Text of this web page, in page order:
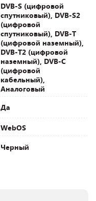
DVB-S (цифровой
спутниковый), DVB-S2
(цифровой
спутниковый), DVB-T
(цифровой наземный),
DVB-T2 (цифровой
наземный), DVB-С
(цифровой
кабельный),
Аналоговый
Да
WebOS
Черный